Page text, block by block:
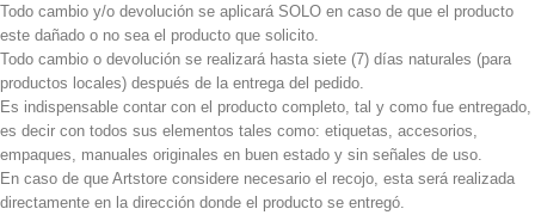
Todo cambio y/o devolución se aplicará SOLO en caso de que el producto
este dañado o no sea el producto que solicito.
Todo cambio o devolución se realizará hasta siete (7) días naturales (para
productos locales) después de la entrega del pedido.
Es indispensable contar con el producto completo, tal y como fue entregado,
es decir con todos sus elementos tales como: etiquetas, accesorios,
empaques, manuales originales en buen estado y sin señales de uso.
En caso de que Artstore considere necesario el recojo, esta será realizada
directamente en la dirección donde el producto se entregó.